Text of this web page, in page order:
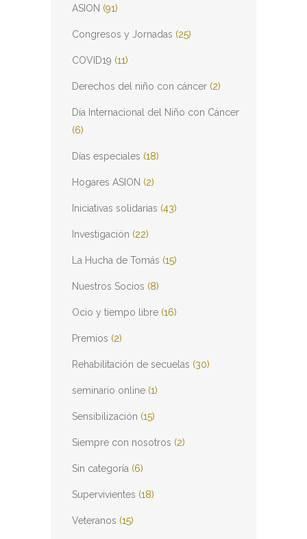
ASION (91)
Congresos y Jornadas (25)
COVID19 (11)
Derechos del niño con cáncer (2)
Día Internacional del Niño con Cáncer
(6)
Días especiales (18)
Hogares ASION (2)
Iniciativas solidarias (43)
Investigación (22)
La Hucha de Tomás (15)
Nuestros Socios (8)
Ocio y tiempo libre (16)
Premios (2)
Rehabilitación de secuelas (30)
seminario online (1)
Sensibilización (15)
Siempre con nosotros (2)
Sin categoría (6)
Supervivientes (18)
Veteranos (15)